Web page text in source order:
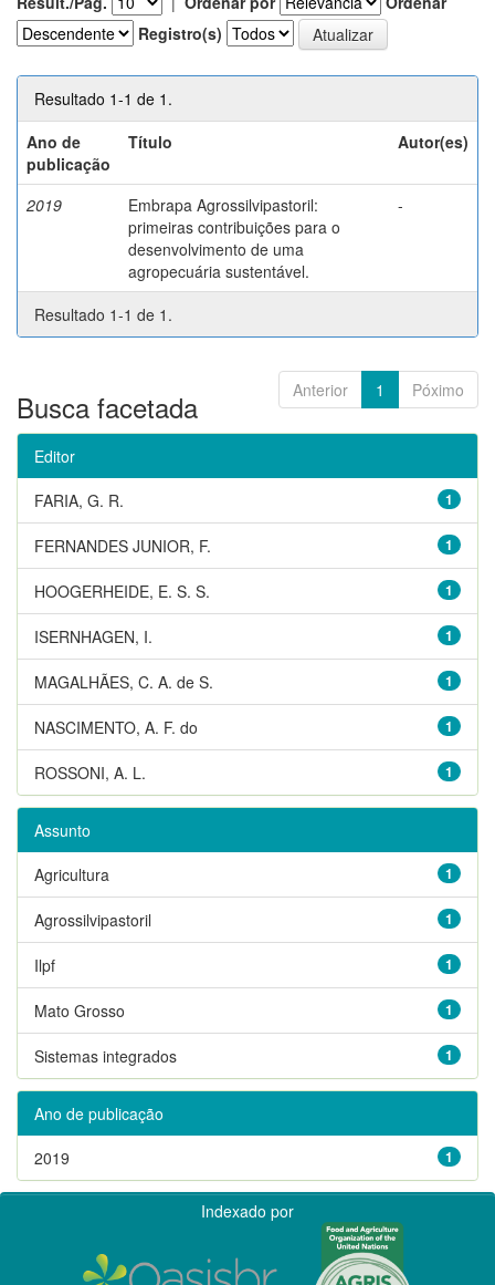
Registro(s)
Resultado 1-1 de 1.
Ano de
publicação
Título Autor(es)
2019
Embrapa Agrossilvipastoril:
primeiras contribuições para o
desenvolvimento de uma
agropecuária sustentável.
-
Resultado 1-1 de 1.
Anterior 1 Póximo
Busca facetada
Editor
1
FARIA, G. R.
1
FERNANDES JUNIOR, F.
1
HOOGERHEIDE, E. S. S.
1
ISERNHAGEN, I.
1
MAGALHÃES, C. A. de S.
1
NASCIMENTO, A. F. do
1
ROSSONI, A. L.
Assunto
1
Agricultura
1
Agrossilvipastoril
1
Ilpf
1
Mato Grosso
1
Sistemas integrados
Ano de publicação
1
2019
Indexado por